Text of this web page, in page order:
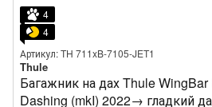
4
4
Артикул: TH 711xB-7105-JET1
Thule
Багажник на дах Thule
Dashing (mkI) 2022→ гладкий